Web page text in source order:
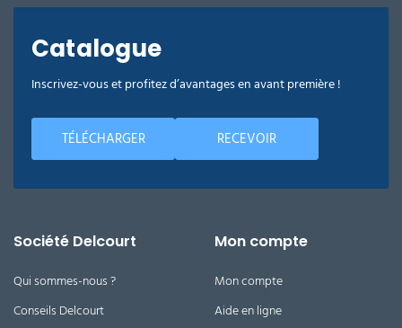
Catalogue
Inscrivez-vous et profitez d’avantages en avant première !
TÉLÉCHARGER RECEVOIR
Société Delcourt
Qui sommes-nous ?
Conseils Delcourt
Mon compte
Mon compte
Aide en ligne